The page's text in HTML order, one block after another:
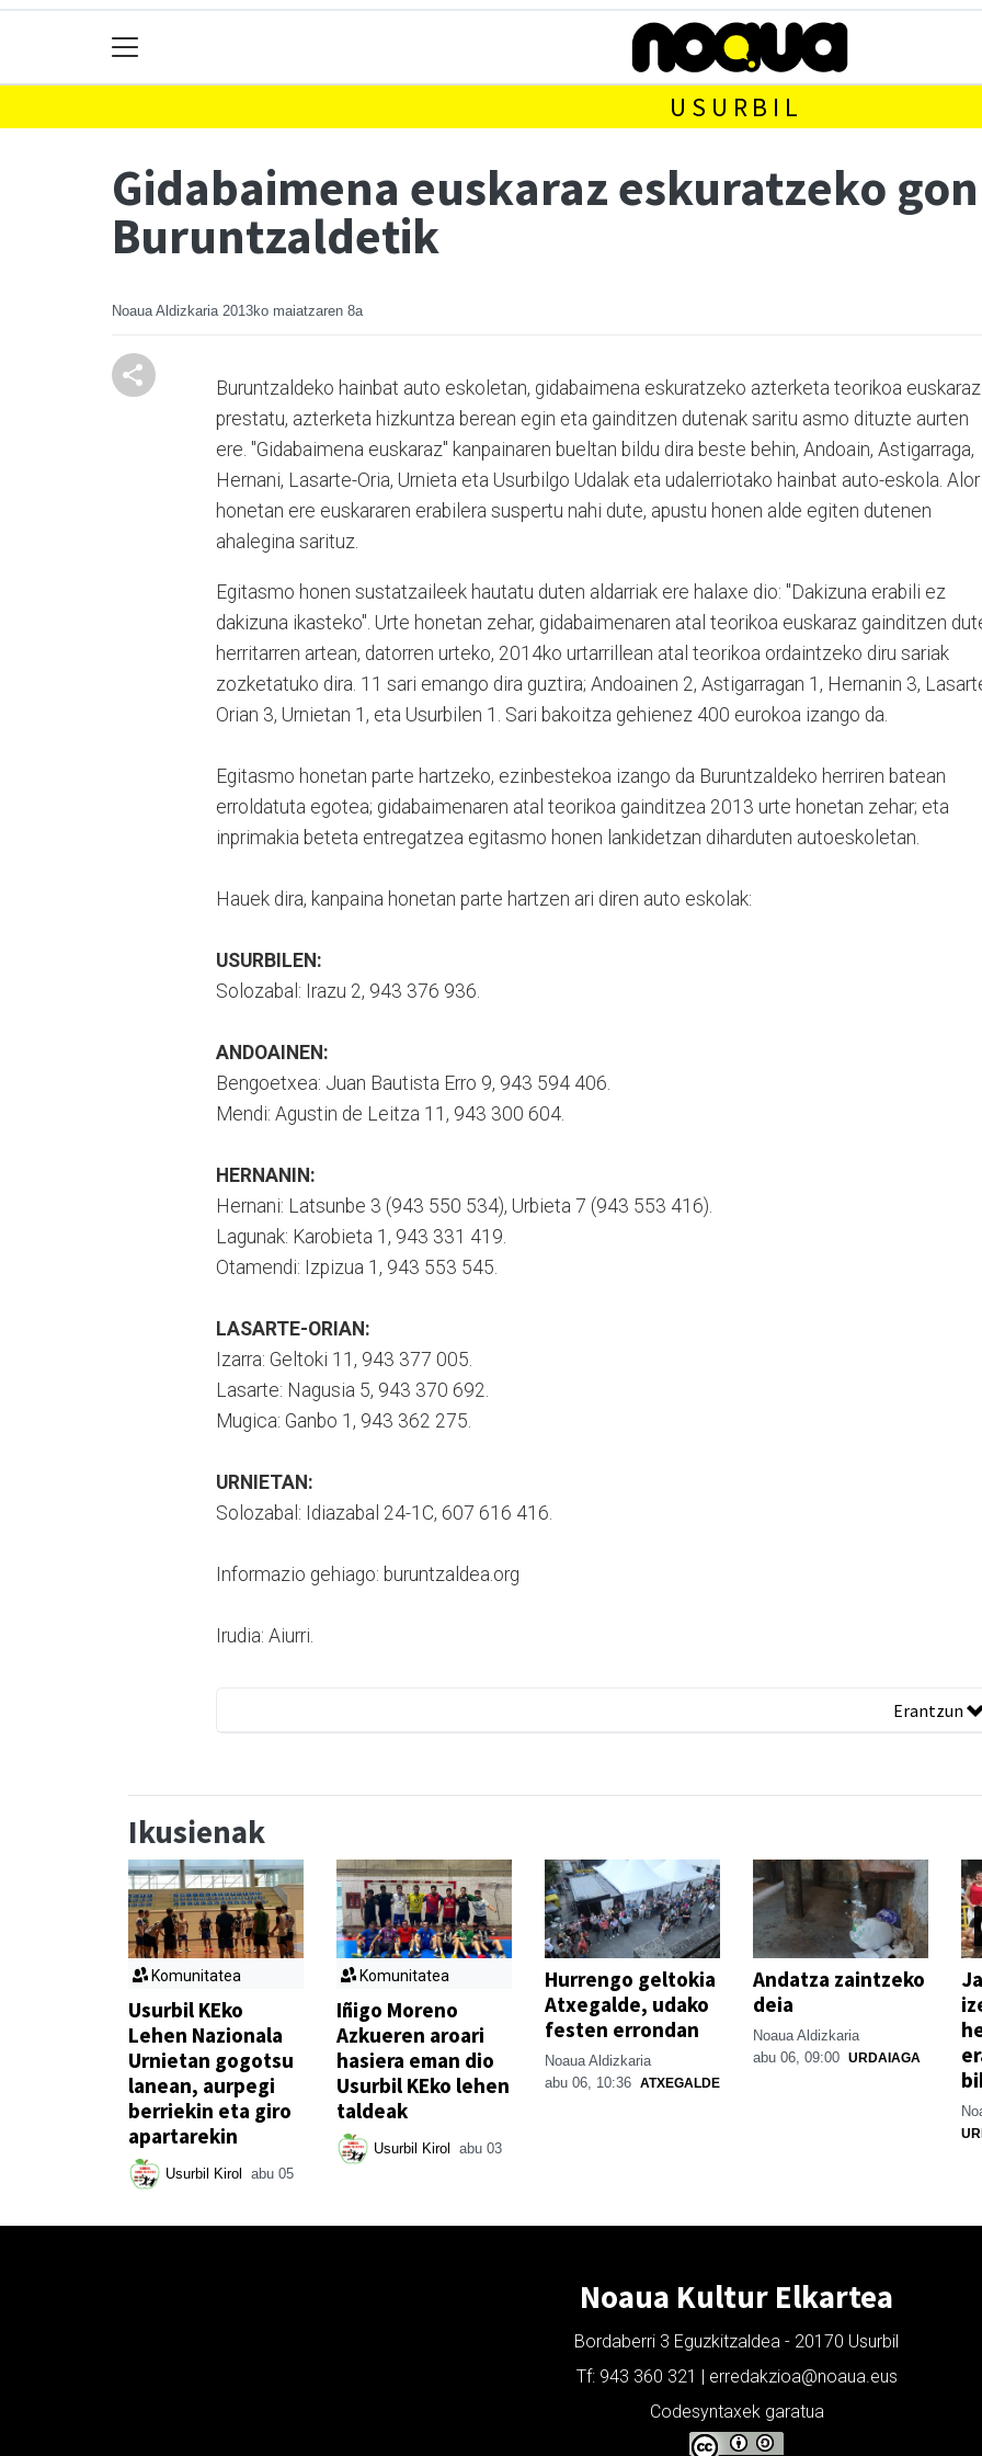
USURBIL
Gidabaimena euskaraz eskuratzeko
Buruntzaldetik
Noaua Aldizkaria 2013ko maiatzaren 8a
Buruntzaldeko hainbat auto eskoletan, gidabaimena eskuratzeko azterketa teorikoa euskaraz
prestatu, azterketa hizkuntza berean egin eta gainditzen dutenak saritu asmo dituzte aurten
ere. "Gidabaimena euskaraz" kanpainaren bueltan bildu dira beste behin, Andoain, Astigarraga,
Hernani, Lasarte-Oria, Urnieta eta Usurbilgo Udalak eta udalerriotako hainbat auto-eskola. Alor
honetan ere euskararen erabilera suspertu nahi dute, apustu honen alde egiten dutenen
ahalegina sarituz.
Egitasmo honen sustatzaileek hautatu duten aldarriak ere halaxe dio: "Dakizuna erabili ez
dakizuna ikasteko". Urte honetan zehar, gidabaimenaren atal teorikoa euskaraz gainditzen
herritarren artean, datorren urteko, 2014ko urtarrillean atal teorikoa ordaintzeko diru sariak
zozketatuko dira. 11 sari emango dira guztira; Andoainen 2, Astigarragan 1, Hernanin 3,
Orian 3, Urnietan 1, eta Usurbilen 1. Sari bakoitza gehienez 400 eurokoa izango da.
Egitasmo honetan parte hartzeko, ezinbestekoa izango da Buruntzaldeko herriren batean
erroldatuta egotea; gidabaimenaren atal teorikoa gainditzea 2013 urte honetan zehar; eta
inprimakia beteta entregatzea egitasmo honen lankidetzan diharduten autoeskoletan.
Hauek dira, kanpaina honetan parte hartzen ari diren auto eskolak:
USURBILEN:
Solozabal: Irazu 2, 943 376 936.
ANDOAINEN:
Bengoetxea: Juan Bautista Erro 9, 943 594 406.
Mendi: Agustin de Leitza 11, 943 300 604.
HERNANIN:
Hernani: Latsunbe 3 (943 550 534), Urbieta 7 (943 553 416).
Lagunak: Karobieta 1, 943 331 419.
Otamendi: Izpizua 1, 943 553 545.
LASARTE-ORIAN:
Izarra: Geltoki 11, 943 377 005.
Lasarte: Nagusia 5, 943 370 692.
Mugica: Ganbo 1, 943 362 275.
URNIETAN:
Solozabal: Idiazabal 24-1C, 607 616 416.
Informazio gehiago: buruntzaldea.org
Irudia: Aiurri.
Erantzun
Ikusienak
Komunitatea
Usurbil KEko
Lehen Nazionala
Urnietan gogotsu
lanean, aurpegi
berriekin eta giro
apartarekin
Usurbil Kirol abu 05
Komunitatea
Iñigo Moreno
Azkueren aroari
hasiera eman dio
Usurbil KEko lehen
taldeak
Usurbil Kirol abu 03
Hurrengo geltokia
Atxegalde, udako
festen errondan
Noaua Aldizkaria
abu 06, 10:36 ATXEGALDE
Andatza zaintzeko
deia
Noaua Aldizkaria
abu 06, 09:00 URDAIAGA
Noaua Kultur Elkartea
Bordaberri 3 Eguzkitzaldea - 20170 Usurbil
Tf: 943 360 321 | erredakzioa@noaua.eus
Codesyntaxek garatua